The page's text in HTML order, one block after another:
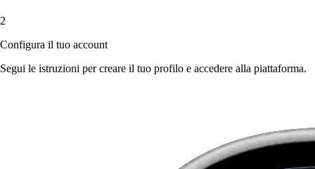
2
Configura il tuo account
Segui le istruzioni per creare il tuo profilo e accedere alla piattaforma.